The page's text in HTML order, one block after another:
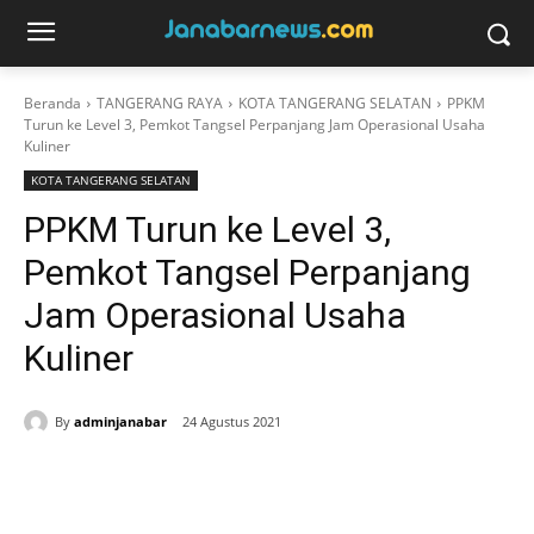
Beranda TANGERANG RAYA KOTA TANGERANG SELATAN
PPKM
Turun ke Level 3, Pemkot Tangsel Perpanjang Jam Operasional Usaha
Kuliner
KOTA TANGERANG SELATAN
PPKM Turun ke Level 3,
Pemkot Tangsel Perpanjang
Jam Operasional Usaha
Kuliner
By adminjanabar 24 Agustus 2021